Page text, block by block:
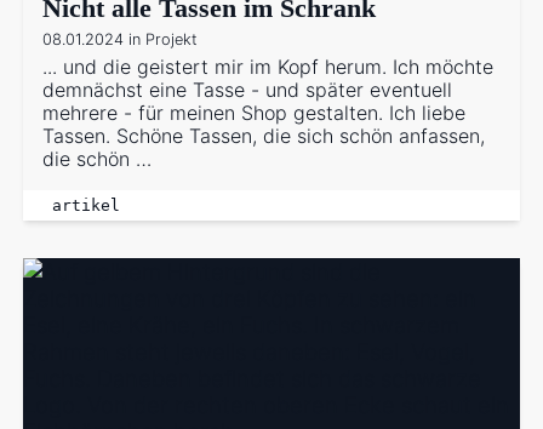
Nicht alle Tassen im Schrank
08.01.2024 in Projekt
... und die geistert mir im Kopf herum. Ich möchte
demnächst eine Tasse - und später eventuell
mehrere - für meinen Shop gestalten. Ich liebe
Tassen. Schöne Tassen, die sich schön anfassen,
die schön …
artikel